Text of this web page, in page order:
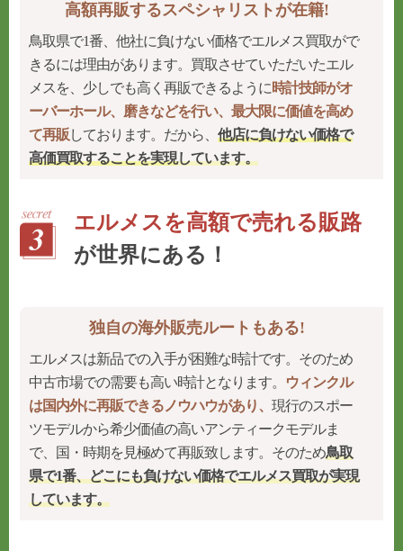
高額再販するスペシャリストが在籍!
鳥取県で1番、他社に負けない価格でエルメス買取がで
きるには理由があります。買取させていただいたエル
メスを、少しでも高く再販できるように時計技師がオ
ーバーホール、磨きなどを行い、最大限に価値を高め
て再販しております。だから、他店に負けない価格で
高価買取することを実現しています。
エルメスを高額で売れる販路
が世界にある！
独自の海外販売ルートもある!
エルメスは新品での入手が困難な時計です。そのため
中古市場での需要も高い時計となります。 ウィンクル
は国内外に再販できるノウハウがあり、現行のスポー
ツモデルから希少価値の高いアンティークモデルま
で、国・時期を見極めて再販致します。そのため鳥取
県で1番、どこにも負けない価格でエルメス買取が実現
しています。